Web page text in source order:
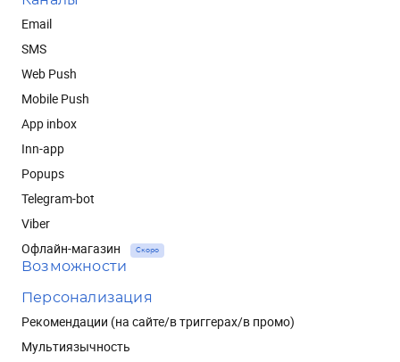
Email
SMS
Web Push
Mobile Push
App inbox
Inn-app
Popups
Telegram-bot
Viber
Офлайн-магазин
Скоро
Возможности
Персонализация
Рекомендации (на сайте/в триггерах/в промо)
Мультиязычность